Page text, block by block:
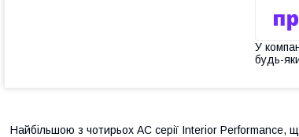
У
будь-
Найбільшою з чотирьох АС серії Interior Performance,